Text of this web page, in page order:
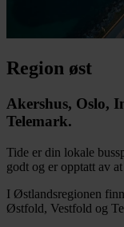
Region øst
Akershus, Oslo,
Telemark.
Tide er din lokale
godt og er opptatt av
I Østlandsregionen
Østfold, Vestfold og